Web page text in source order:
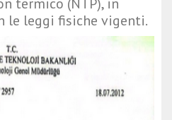
termico (NTP), in
le leggi fisiche vigenti.